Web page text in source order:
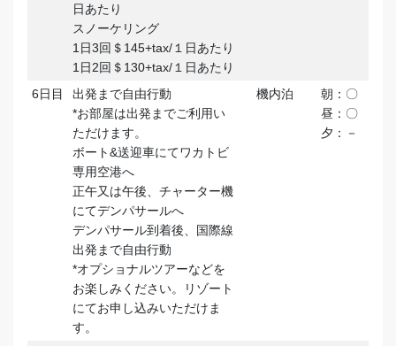
日あたり
スノーケリング
1日3回＄145+tax/１日あたり
1日2回＄130+tax/１日あたり
6日目
出発まで自由行動
*お部屋は出発までご利用い
ただけます。
ボート&送迎車にてワカトビ
専用空港へ
正午又は午後、チャーター機
にてデンパサールへ
デンパサール到着後、国際線
出発まで自由行動
*オプショナルツアーなどを
お楽しみください。リゾート
にてお申し込みいただけま
す。
機内泊
朝：〇
昼：〇
夕：－